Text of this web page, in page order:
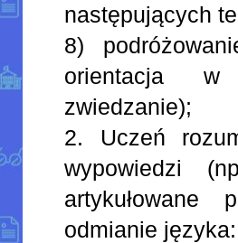
następujących
8)
orientacja w
zwiedzanie);
2. Uczeń
wypowiedzi
odmianie języka: